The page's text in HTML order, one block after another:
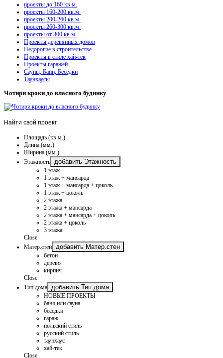
проекты до 160 кв.м.
проекты 160-200 кв.м.
проекты 200-260 кв.м.
проекты 260-300 кв.м.
проекты от 300 кв.м.
Проекты деревянных домов
Недорогие в строительстве
Проекты в стиле хай-тек
Проекты гаражей
Сауны, Бани, Беседки
Таунхаусы
Чотири кроки до власного будинку
Найти свой проект
Площадь (кв.м.)
Длина (мм.)
Ширина (мм.)
Этажность
добавить Этажность
1 этаж
1 этаж + мансарда
1 этаж + мансарда + цоколь
1 этаж + цоколь
2 этажа
2 этажа + мансарда
2 этажа + мансарда + цоколь
2 этажа + цоколь
3 этажа
Close
Матер.стен
добавить Матер.стен
бетон
дерево
кирпич
Close
Тип дома
добавить Тип дома
НОВЫЕ ПРОЕКТЫ
баня или сауна
беседки
гараж
польский стиль
русский стиль
таунхаус
хай-тек
Close